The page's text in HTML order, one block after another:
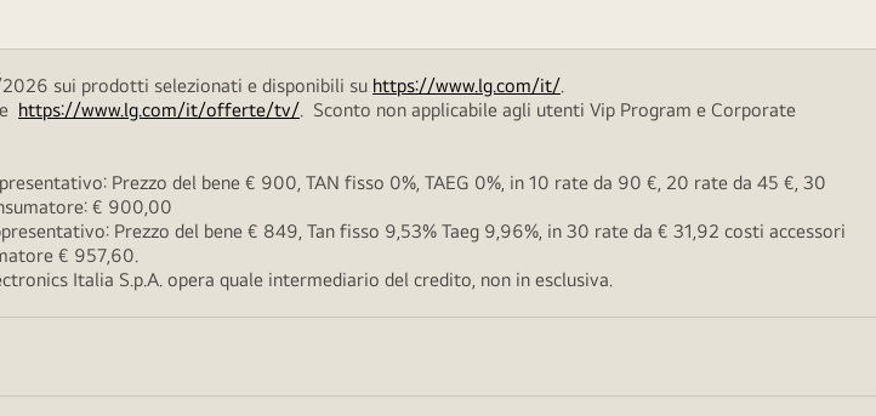
sui prodotti selezionati e disponibili su https://www.lg.com/it/.
https://www.lg.com/it/offerte/tv/. Sconto non applicabile agli utenti Vip Program e Corporate
Prezzo del bene € 900, TAN fisso 0%, TAEG 0%, in 10 rate da 90 €, 20 rate da 45 €, 30
€ 900,00
Prezzo del bene € 849, Tan fisso 9,53% Taeg 9,96%, in 30 rate da € 31,92 costi accessori
€ 957,60.
Italia S.p.A. opera quale intermediario del credito, non in esclusiva.